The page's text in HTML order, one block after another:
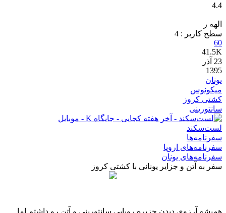
4.4
الهه ر
سطح کاربر : 4
60
41.5K
23 آذر
1395
یونان
میکونوس
کشتی کروز
سانتورینی
لست‌سکند
سفرنامه‌ها
سفرنامه‌های اروپا
سفرنامه‌های یونان
سفر به آتن و جزایر یونانی با کشتی کروز
همیشه آرزوی دیدن جزیره رویایی سانتورینی و آتن رو داشتم اما